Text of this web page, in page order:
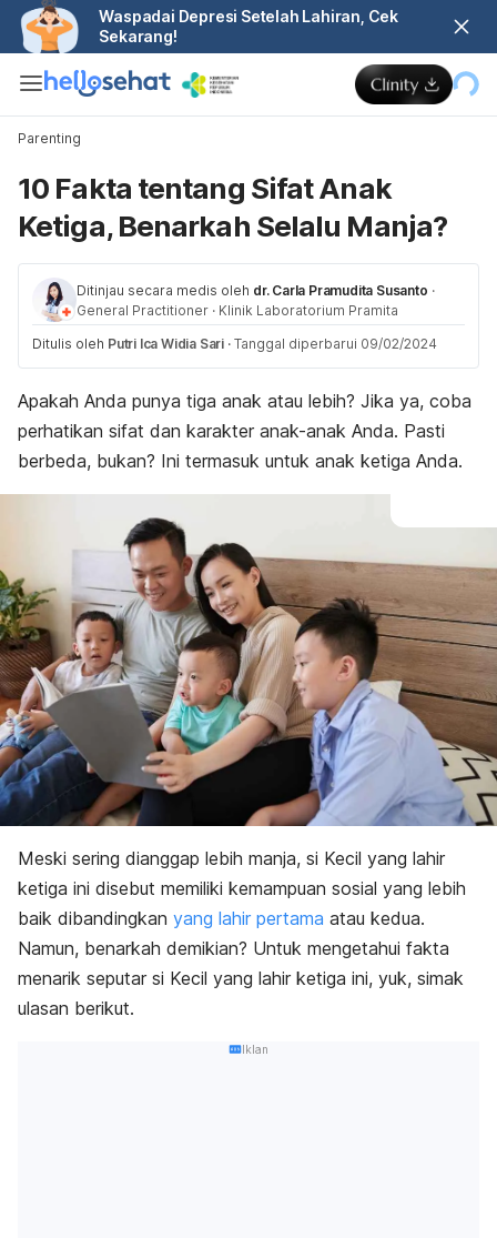
Waspadai Depresi Setelah Lahiran, Cek
Sekarang!
Parenting
10 Fakta tentang Sifat Anak
Ketiga, Benarkah Selalu Manja?
Ditinjau secara medis oleh dr. Carla Pramudita Susanto ·
General Practitioner · Klinik Laboratorium Pramita
Ditulis oleh Putri Ica Widia Sari · Tanggal diperbarui 09/02/2024
Apakah Anda punya tiga anak atau lebih? Jika ya, coba
perhatikan sifat dan karakter anak-anak Anda. Pasti
berbeda, bukan? Ini termasuk untuk anak ketiga Anda.
Meski sering dianggap lebih manja, si Kecil yang lahir
ketiga ini disebut memiliki kemampuan sosial yang lebih
baik dibandingkan yang lahir pertama atau kedua.
Namun, benarkah demikian? Untuk mengetahui fakta
menarik seputar si Kecil yang lahir ketiga ini, yuk, simak
ulasan berikut.
Iklan